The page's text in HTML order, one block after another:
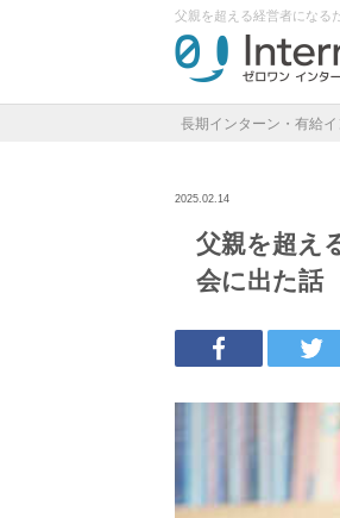
父親を超える経営者になる
長期インターン・有給
2025.02.14
父親を超え
会に出た話